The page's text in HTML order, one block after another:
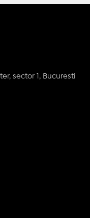
sector 1, Bucuresti